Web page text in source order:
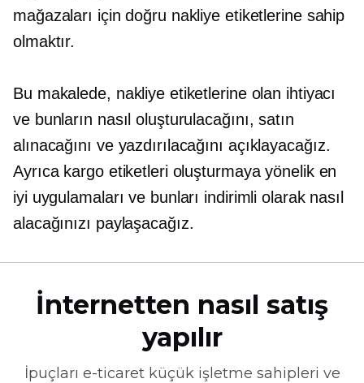
mağazaları için doğru nakliye etiketlerine sahip
olmaktır.
Bu makalede, nakliye etiketlerine olan ihtiyacı
ve bunların nasıl oluşturulacağını, satın
alınacağını ve yazdırılacağını açıklayacağız.
Ayrıca kargo etiketleri oluşturmaya yönelik en
iyi uygulamaları ve bunları indirimli olarak nasıl
alacağınızı paylaşacağız.
İnternetten nasıl satış
yapılır
İpuçları e-ticaretküçük işletme sahipleri ve